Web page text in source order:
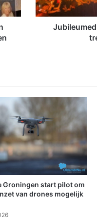
m
e
u
m
e
r
p
r
t
Groningen start pilot om
van drones mogelijk